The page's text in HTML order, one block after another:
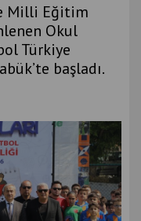
Milli Eğitim
Okul
Türkiye
başladı.